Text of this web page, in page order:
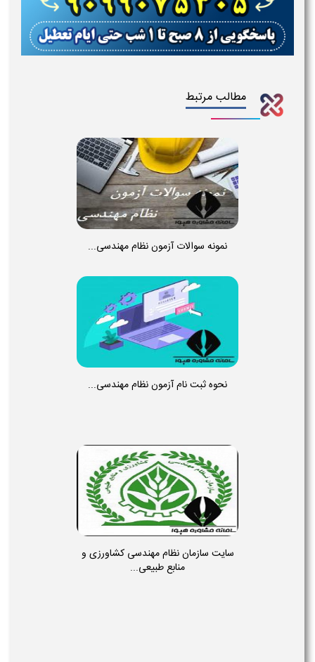
مطالب مرتبط
نمونه سوالات آزمون نظام مهندسی...
نحوه ثبت نام آزمون نظام مهندسی...
سایت سازمان نظام مهندسی کشاورزی و
منابع طبیعی...